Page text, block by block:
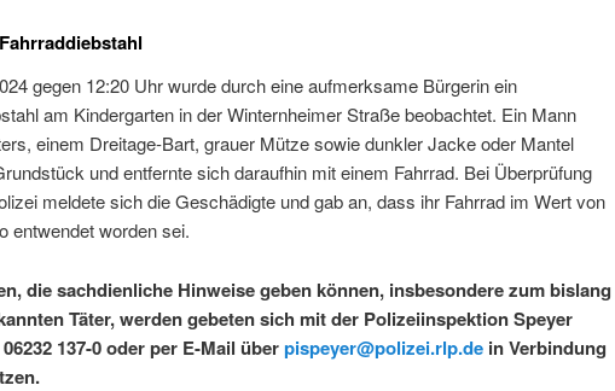
gegen 12:20 Uhr wurde durch eine aufmerksame Bürgerin ein
am Kindergarten in der Winternheimer Straße beobachtet. Ein Mann
einem Dreitage-Bart, grauer Mütze sowie dunkler Jacke oder Mantel
und entfernte sich daraufhin mit einem Fahrrad. Bei Überprüfung
meldete sich die Geschädigte und gab an, dass ihr Fahrrad im Wert von
entwendet worden sei.
die sachdienliche Hinweise geben können, insbesondere zum bislang
Täter, werden gebeten sich mit der Polizeiinspektion Speyer
137-0 oder per E-Mail überpispeyer@polizei.rlp.dein Verbindung